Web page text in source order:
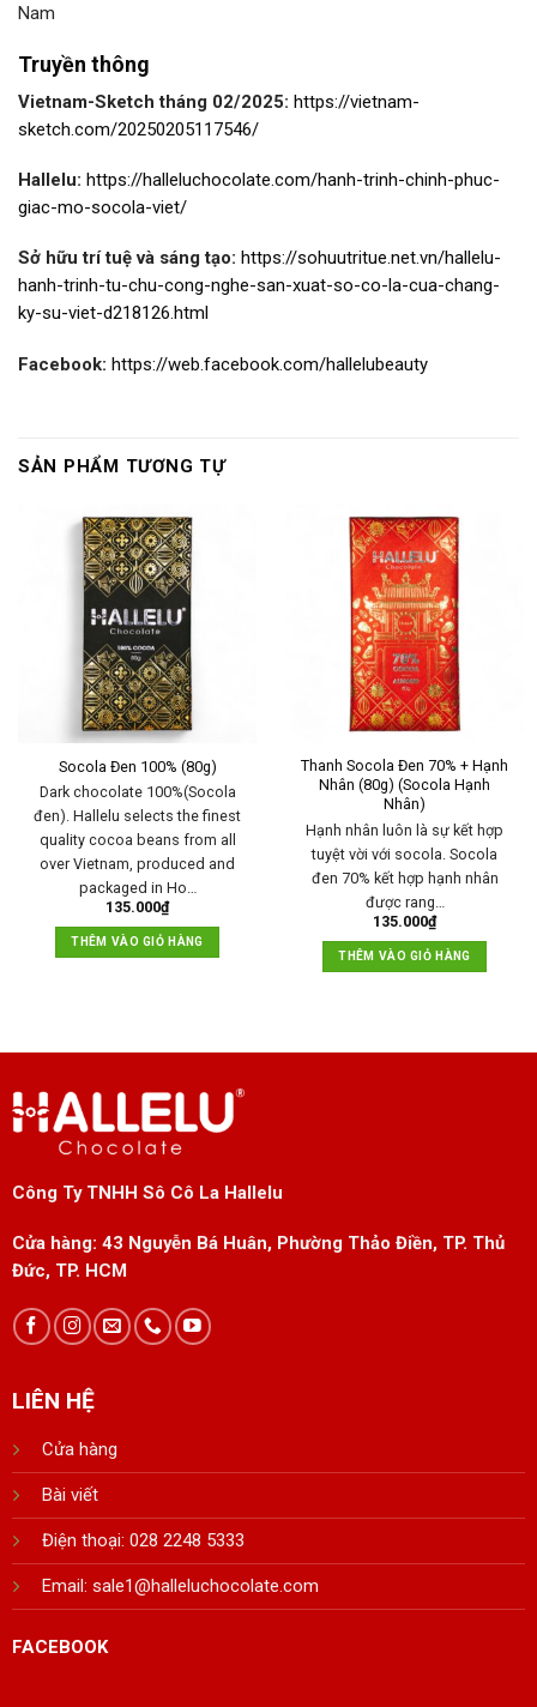
Nam
Truyền thông
Vietnam-Sketch tháng 02/2025: https://vietnam-
sketch.com/20250205117546/
Hallelu: https://halleluchocolate.com/hanh-trinh-chinh-phuc-
giac-mo-socola-viet/
Sở hữu trí tuệ và sáng tạo: https://sohuutritue.net.vn/hallelu-
hanh-trinh-tu-chu-cong-nghe-san-xuat-so-co-la-cua-chang-
ky-su-viet-d218126.html
Facebook: https://web.facebook.com/hallelubeauty
SẢN PHẨM TƯƠNG TỰ
Socola Đen 100% (80g)
Dark chocolate 100%(Socola
đen). Hallelu selects the finest
quality cocoa beans from all
over Vietnam, produced and
packaged in Ho…
135.000₫
THÊM VÀO GIỎ HÀNG
Thanh Socola Đen 70% + Hạnh
Nhân (80g) (Socola Hạnh
Nhân)
Hạnh nhân luôn là sự kết hợp
tuyệt vời với socola. Socola
đen 70% kết hợp hạnh nhân
được rang…
135.000₫
THÊM VÀO GIỎ HÀNG
Công Ty TNHH Sô Cô La Hallelu
Cửa hàng: 43 Nguyễn Bá Huân, Phường Thảo Điền, TP. Thủ
Đức, TP. HCM
LIÊN HỆ
Cửa hàng
Bài viết
Điện thoại: 028 2248 5333
Email: sale1@halleluchocolate.com
FACEBOOK